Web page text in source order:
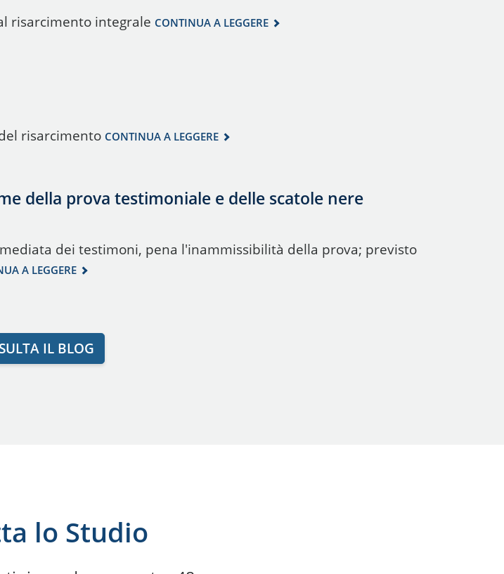
risarcimento integrale CONTINUA A LEGGERE
risarcimento CONTINUA A LEGGERE
della prova testimoniale e delle scatole nere
dei testimoni, pena l'inammissibilità della prova; previsto
A LEGGERE
IL BLOG
lo Studio